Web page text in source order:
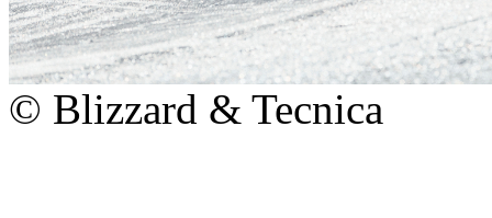
© Blizzard & Tecnica